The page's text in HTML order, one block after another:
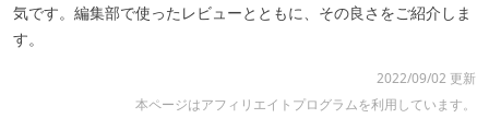
気です。編集部で使ったレビューとともに、その良さをご紹介しま
す。
2022/09/02 更新
本ページはアフィリエイトプログラムを利用しています。